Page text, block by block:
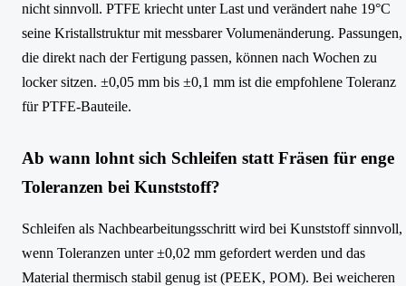
nicht sinnvoll. PTFE kriecht unter Last und verändert nahe 19°C
seine Kristallstruktur mit messbarer Volumenänderung. Passungen,
die direkt nach der Fertigung passen, können nach Wochen zu
locker sitzen. ±0,05 mm bis ±0,1 mm ist die empfohlene Toleranz
für PTFE-Bauteile.
Ab wann lohnt sich Schleifen statt Fräsen für enge
Toleranzen bei Kunststoff?
Schleifen als Nachbearbeitungsschritt wird bei Kunststoff sinnvoll,
wenn Toleranzen unter ±0,02 mm gefordert werden und das
Material thermisch stabil genug ist (PEEK, POM). Bei weicheren